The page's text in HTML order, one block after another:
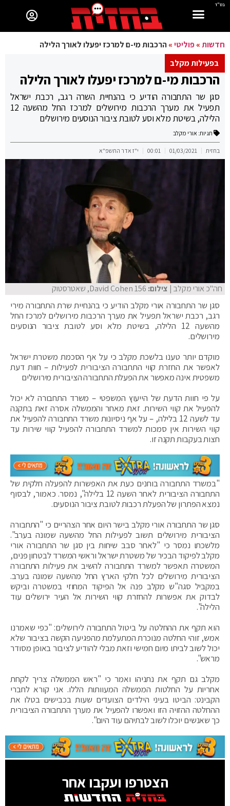
בס"ד
חדשות»פוליטי»הרכבות מי-ם למרכז יפעלו לאורך הלילה
בפעילות מקלב
הרכבות מי-ם למרכז יפעלו לאורך הלילה
סגן שר התחבורה הודיע כי בהנחיית השרה רגב, רכבת ישראל
תפעיל את מערך הרכבות מירושלים למרכז החל מהשעה 12
הלילה, בשיטת מלא וסע לטובת ציבור הנוסעים מירושלים
תגיות: אורי מקלב
בחזית 01/03/2021
00:01 י"ז אדר התשפ"א
חה"כ אורי מקלב | צילום: David Cohen 156, שאטרסטוק
סגן שר התחבורה אורי מקלב הודיע כי בהנחיית שרת התחבורה מירי
רגב, רכבת ישראל תפעיל את מערך הרכבות מירושלים למרכז החל
מהשעה 12 הלילה, בשיטת מלא וסע לטובת ציבור הנוסעים
מירושלים.
מוקדם יותר טענו בלשכת מקלב כי על אף הסכמת משטרת ישראל
לאפשר את החזרת קווי התחבורה הציבורית לפעילות – חוות דעת
משפטית אינה מאפשר את הפעלת התחבורה הציבורית מירושלים
על פי חוות הדעת של הייעוץ המשפטי – משרד התחבורה לא יכול
להפעיל את קווי השירות. זאת מאחר והממשלה אסרה זאת בתקנה
עד לשעה 12 בלילה, – על אף ניסיונות משרד התחבורה להפעיל את
קווי השירות אין סמכות למשרד התחבורה להפעיל קווי שירות עד
חצות בעקבות תקנה זו.
"במשרד התחבורה בוחנים כעת את האפשרות להפעלה חלקית של
התחבורה הציבורית לאחר השעה 12 בלילה", נמסר. כאמור, לבסוף
נמצא הפתרון של הפעלת רכבות לטובת ציבור הנוסעים.
סגן שר התחבורה אורי מקלב בישר היום אחר הצהריים כי "התחבורה
הציבורית מירושלים תשוב לפעילות החל מהשעה שמונה בערב".
מלשכתו נמסר כי "לאחר סבב שיחות בין סגן שר התחבורה אורי
מקלב לפיקוד הבכיר של משטרת ישראל וראשי המשרד לבטחון פנים,
המשטרה תאפשר למשרד התחבורה להשיב את פעילות התחבורה
הציבורית מירושלים לכל חלקי הארץ החל מהשעה שמונה בערב.
במקביל סגה"ש מקלב פנה אל הפיקוד המחוזי במשטרה וביקש
לבדוק את אפשרות להחזרת קווי השירות אל העיר ירושלים עוד
הלילה".
הוא תקף את ההחלטה על ביטול התחבורה לירושלים: "כפי שאמרנו
אמש, זוהי החלטה מנוכרת המתעלמת מהפגיעה הקשה בציבור שלא
יכול לשוב לביתו מיום חמישי וזאת מבלי להודיע לציבור באופן מסודר
מראש".
מקלב גם תקף את נתניהו ואמר כי "ראש הממשלה צריך לקחת
אחריות על החלטות הממשלה המעוותות הללו. אני קורא לחברי
הקבינט: הביטו בעיני הילדים הצועדים שעות בכבישים בטלו את
ההחלטה ההזויה הזו ואפשרו להפעיל את מערך התחבורה הציבורית
כך שאנשים יוכלו לשוב לבתיהם עוד היום".
הצטרפו ועקבו אחר